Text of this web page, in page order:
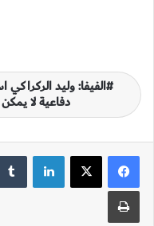
الفيفا: وليد
دفاعية لا
لينكدإن